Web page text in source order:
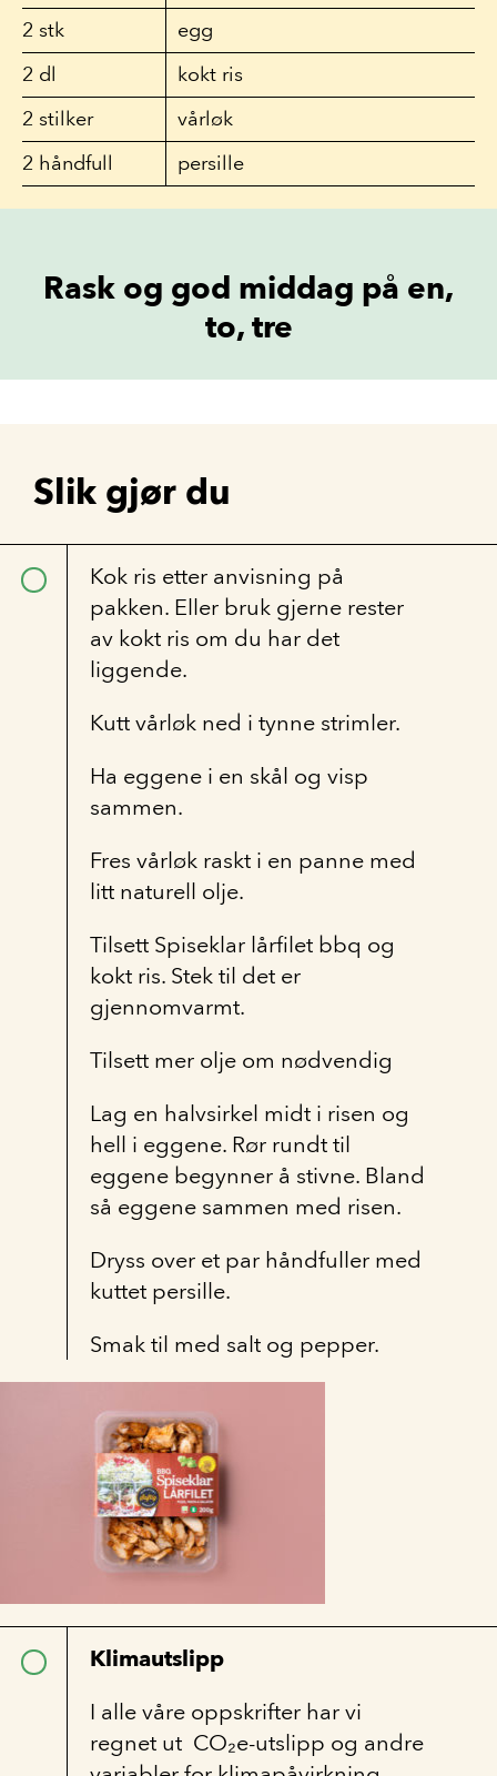
2 stk
egg
2 dl
kokt ris
2 stilker
vårløk
2 håndfull persille
Rask og god middag på en,
to, tre
Slik gjør du
Kok ris etter anvisning på
pakken. Eller bruk gjerne rester
av kokt ris om du har det
liggende.
Kutt vårløk ned i tynne strimler.
Ha eggene i en skål og visp
sammen.
Fres vårløk raskt i en panne med
litt naturell olje.
Tilsett Spiseklar lårfilet bbq og
kokt ris. Stek til det er
gjennomvarmt.
Tilsett mer olje om nødvendig
Lag en halvsirkel midt i risen og
hell i eggene. Rør rundt til
eggene begynner å stivne. Bland
så eggene sammen med risen.
Dryss over et par håndfuller med
kuttet persille.
Smak til med salt og pepper.
Klimautslipp
I alle våre oppskrifter har vi
regnet ut CO₂e-utslipp og andre